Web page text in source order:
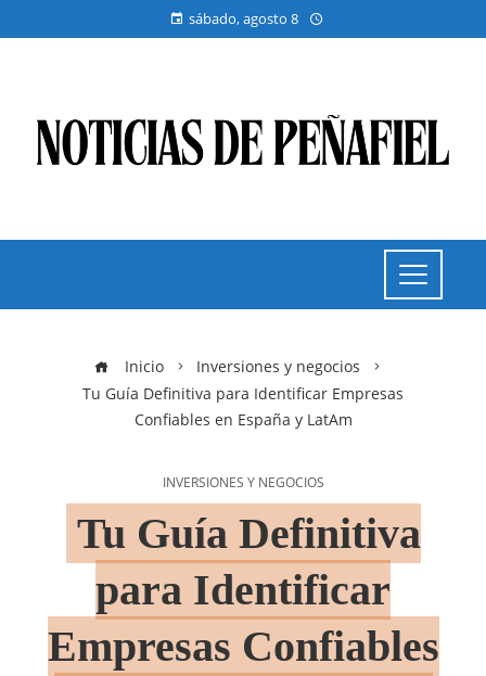
sábado, agosto 8
Inicio
Inversiones y negocios
Tu Guía Definitiva para Identificar Empresas
Confiables en España y LatAm
INVERSIONES Y NEGOCIOS
Tu Guía Definitiva
para Identificar
Empresas Confiables